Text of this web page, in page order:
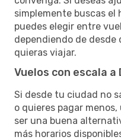
simplemente buscas el
puedes elegir entre
dependiendo de desde
quieras viajar.
Vuelos con escala a
Si desde tu ciudad no
o quieres pagar
ser una buena
más horarios